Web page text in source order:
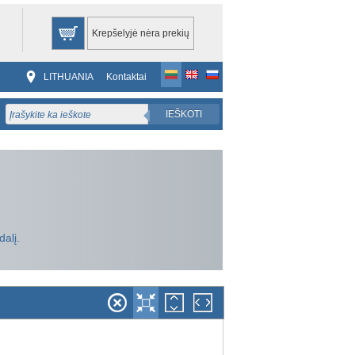
Krepšelyjė nėra prekių
LITHUANIA Kontaktai
IEŠKOTI